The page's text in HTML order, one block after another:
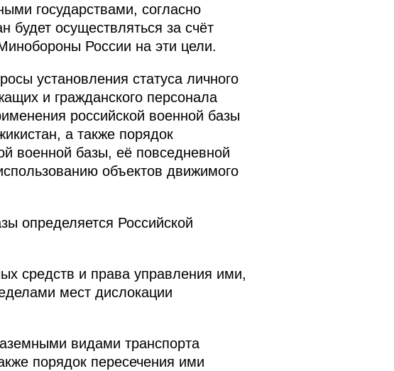
государствами, согласно
будет осуществляться за счёт
России на эти цели.
установления статуса личного
и гражданского персонала
российской военной базы
а также порядок
военной базы, её повседневной
объектов движимого
определяется Российской
средств и права управления ими,
мест дислокации
видами транспорта
порядок пересечения ими